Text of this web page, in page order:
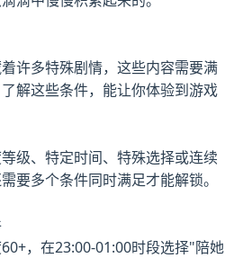
许多特殊剧情，这些内容需要满
解这些条件，能让你体验到游戏
级、特定时间、特殊选择或连续
要多个条件同时满足才能解锁。
，在23:00-01:00时段选择"陪她